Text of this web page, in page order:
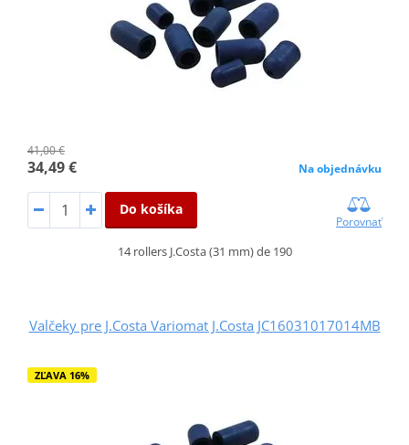
41,00 €
34,49 € Na objednávku
Do košíka
Porovnať
14 rollers J.Costa (31 mm) de 190
Valčeky pre J.Costa Variomat J.Costa JC16031017014MB
ZĽAVA 16%